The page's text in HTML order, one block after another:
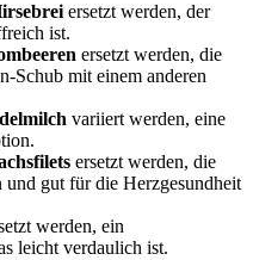
ersetzt werden, der
ist.
ersetzt werden, die
Schub mit einem anderen
variiert werden, eine
ersetzt werden, die
und gut für die Herzgesundheit
werden, ein
leicht verdaulich ist.